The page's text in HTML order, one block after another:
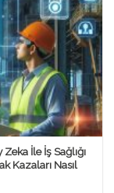
İle İş Sağlığı
Kazaları Nasıl